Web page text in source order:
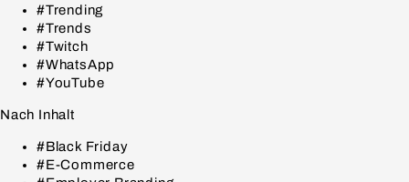
#Trending
#Trends
#Twitch
#WhatsApp
#YouTube
Nach Inhalt
#Black Friday
#E-Commerce